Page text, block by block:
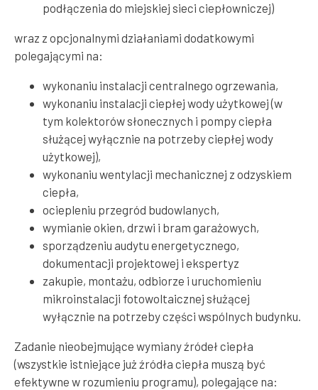
podłączenia do miejskiej sieci ciepłowniczej)
wraz z opcjonalnymi działaniami dodatkowymi
polegającymi na:
wykonaniu instalacji centralnego ogrzewania,
wykonaniu instalacji ciepłej wody użytkowej (w
tym kolektorów słonecznych i pompy ciepła
służącej wyłącznie na potrzeby ciepłej wody
użytkowej),
wykonaniu wentylacji mechanicznej z odzyskiem
ciepła,
ociepleniu przegród budowlanych,
wymianie okien, drzwi i bram garażowych,
sporządzeniu audytu energetycznego,
dokumentacji projektowej i ekspertyz
zakupie, montażu, odbiorze i uruchomieniu
mikroinstalacji fotowoltaicznej służącej
wyłącznie na potrzeby części wspólnych budynku.
Zadanie nieobejmujące wymiany źródeł ciepła
(wszystkie istniejące już źródła ciepła muszą być
efektywne w rozumieniu programu), polegające na: